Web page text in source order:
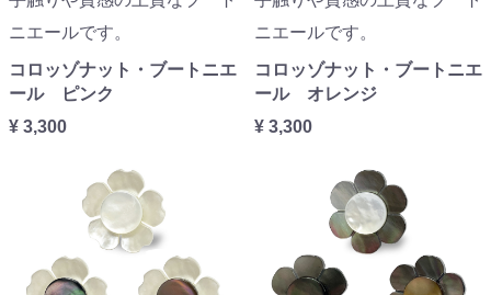
ニエールです。
コロッゾナット・ブートニエ
ール ピンク
¥ 3,300
ニエールです。
コロッゾナット・ブートニエ
ール オレンジ
¥ 3,300